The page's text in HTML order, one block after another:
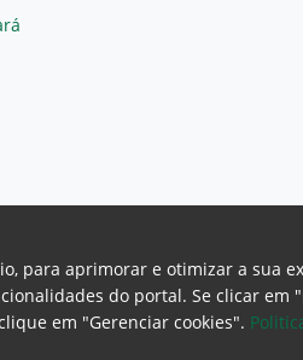
para aprimorar e otimizar a sua
do portal. Se clicar
em "Gerenciar cookies".